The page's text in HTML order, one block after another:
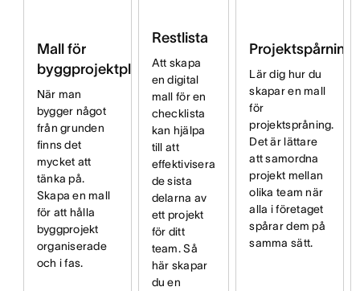
Mall för
byggprojektplan
När man
bygger något
från grunden
finns det
mycket att
tänka på.
Skapa en mall
för att hålla
byggprojekt
organiserade
och i fas.
Restlista
Att skapa
en digital
mall för en
checklista
kan hjälpa
till att
effektivisera
de sista
delarna av
ett projekt
för ditt
team. Så
här skapar
du en
Projektspårning
Lär dig hur du
skapar en mall
för
projektspråning.
Det är lättare
att samordna
projekt mellan
olika team när
alla i företaget
spårar dem på
samma sätt.